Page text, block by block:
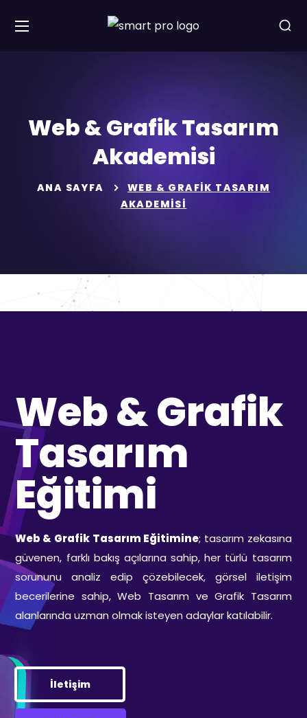
Web & Grafik Tasarım
Akademisi
ANA SAYFA
WEB & GRAFIK TASARIM
AKADEMISI
Web & Grafik
Tasarım
Eğitimi
Web & Grafik Tasarım Eğitimine; tasarım zekasına
güvenen, farklı bakış açılarına sahip, her türlü tasarım
sorununu analiz edip çözebilecek, görsel iletişim
becerilerine sahip, Web Tasarım ve Grafik Tasarım
alanlarında uzman olmak isteyen adaylar katılabilir.
İletişim